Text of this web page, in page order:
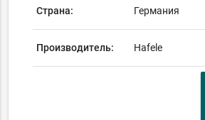
Страна: Германия
Производитель: Hafele